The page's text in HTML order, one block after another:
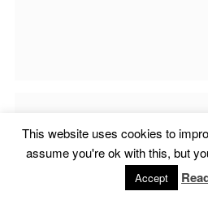
patoche
décembre 25, 2014
This website uses cookies to
assume you're ok with this, but
Accept